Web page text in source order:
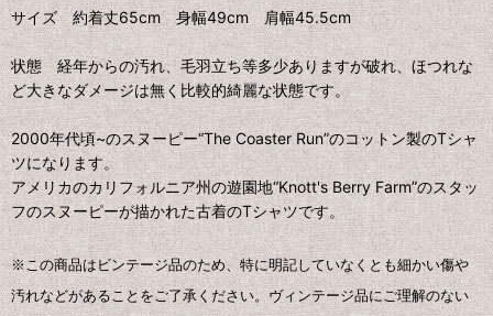
サイズ 約着丈65cm 身幅49cm 肩幅45.5cm
状態 経年からの汚れ、毛羽立ち等多少ありますが破れ、ほつれな
ど大きなダメージは無く比較的綺麗な状態です。
2000年代頃~のスヌーピー“The Coaster Run”のコットン製のTシャ
ツになります。
アメリカのカリフォルニア州の遊園地“Knott's Berry Farm”のスタッ
フのスヌーピーが描かれた古着のTシャツです。
※この商品はビンテージ品のため、特に明記していなくとも細かい傷や
汚れなどがあることをご了承ください。ヴィンテージ品にご理解のない